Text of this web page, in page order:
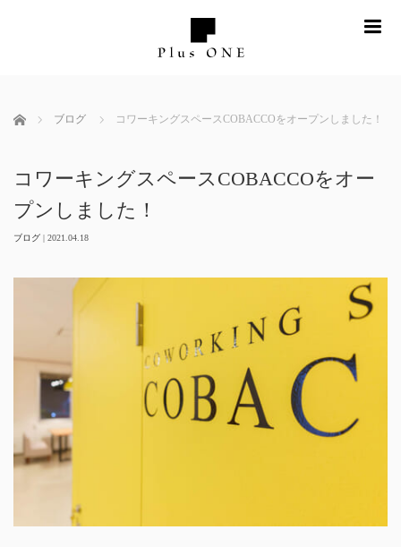
ホーム ブログ コワーキングスペースCOBACCOをオープンしました！
コワーキングスペースCOBACCOをオー
プンしました！
ブログ | 2021.04.18